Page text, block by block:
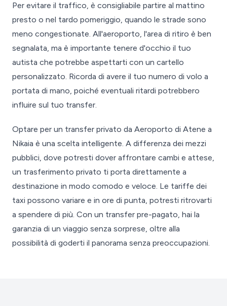
Per evitare il traffico, è consigliabile partire al mattino
presto o nel tardo pomeriggio, quando le strade sono
meno congestionate. All'aeroporto, l'area di ritiro è ben
segnalata, ma è importante tenere d'occhio il tuo
autista che potrebbe aspettarti con un cartello
personalizzato. Ricorda di avere il tuo numero di volo a
portata di mano, poiché eventuali ritardi potrebbero
influire sul tuo transfer.
Optare per un transfer privato da Aeroporto di Atene a
Nikaia è una scelta intelligente. A differenza dei mezzi
pubblici, dove potresti dover affrontare cambi e attese,
un trasferimento privato ti porta direttamente a
destinazione in modo comodo e veloce. Le tariffe dei
taxi possono variare e in ore di punta, potresti ritrovarti
a spendere di più. Con un transfer pre-pagato, hai la
garanzia di un viaggio senza sorprese, oltre alla
possibilità di goderti il panorama senza preoccupazioni.